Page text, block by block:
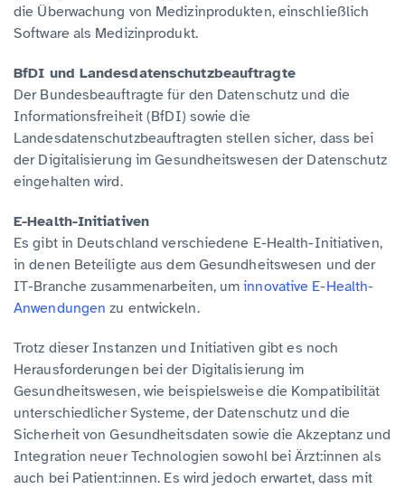
die Überwachung von Medizinprodukten, einschließlich
Software als Medizinprodukt.
BfDI und Landesdatenschutzbeauftragte
Der Bundesbeauftragte für den Datenschutz und die
Informationsfreiheit (BfDI) sowie die
Landesdatenschutzbeauftragten stellen sicher, dass bei
der Digitalisierung im Gesundheitswesen der Datenschutz
eingehalten wird.
E-Health-Initiativen
Es gibt in Deutschland verschiedene E-Health-Initiativen,
in denen Beteiligte aus dem Gesundheitswesen und der
IT-Branche zusammenarbeiten, uminnovative E-Health-
Anwendungen zu entwickeln.
Trotz dieser Instanzen und Initiativen gibt es noch
Herausforderungen bei der Digitalisierung im
Gesundheitswesen, wie beispielsweise die Kompatibilität
unterschiedlicher Systeme, der Datenschutz und die
Sicherheit von Gesundheitsdaten sowie die Akzeptanz und
Integration neuer Technologien sowohl bei Ärzt:innen als
auch bei Patient:innen. Es wird jedoch erwartet, dass mit